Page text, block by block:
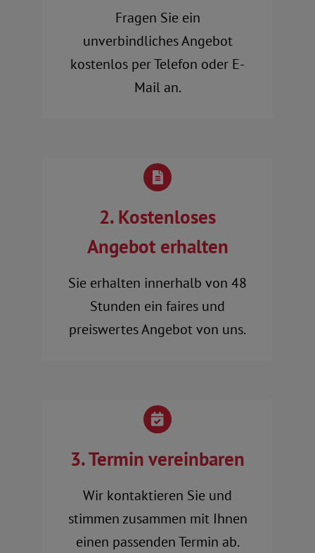
Fragen Sie ein
unverbindliches Angebot
kostenlos per Telefon oder E-
Mail an.
2. Kostenloses
Angebot erhalten
Sie erhalten innerhalb von 48
Stunden ein faires und
preiswertes Angebot von uns.
3. Termin vereinbaren
Wir kontaktieren Sie und
stimmen zusammen mit Ihnen
einen passenden Termin ab.